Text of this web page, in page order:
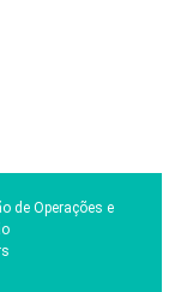
de Operações e